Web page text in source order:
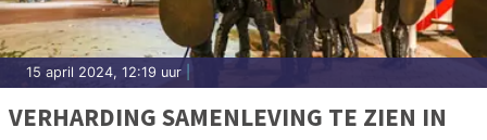
15 april 2024, 12:19 uur
VERHARDING SAMENLEVING TE ZIEN IN